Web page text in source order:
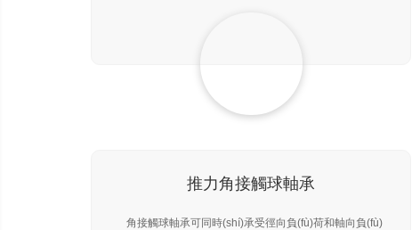
推力角接觸球軸承
角接觸球軸承可同時(shí)承受徑向負(fù)荷和軸向負(fù)